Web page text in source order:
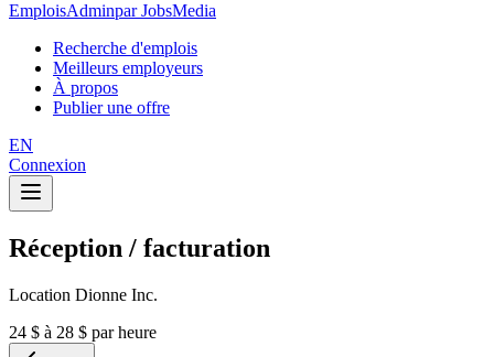
EmploisAdminpar JobsMedia
Recherche d'emplois
Meilleurs employeurs
À propos
Publier une offre
EN
Connexion
Réception / facturation
Location Dionne Inc.
24 $ à 28 $ par heure